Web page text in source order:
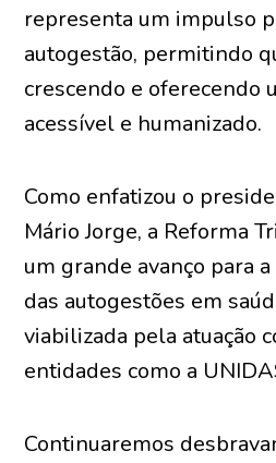
representa um impulso
autogestão, permitindo
crescendo e oferecendo
acessível e humanizado.
Como enfatizou o
Mário Jorge, a Reforma
um grande avanço para
das autogestões em
viabilizada pela atuação
entidades como a
Continuaremos